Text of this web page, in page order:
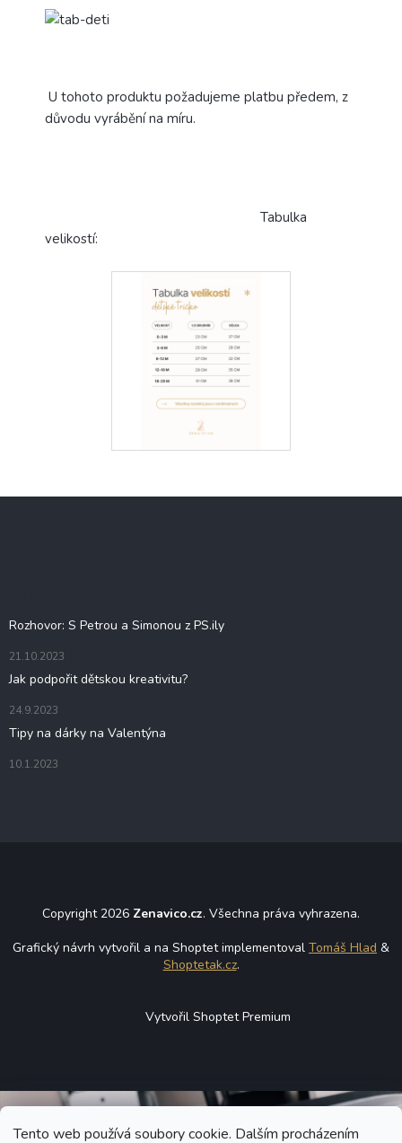
Tento web používá soubory cookie. Dalším procházením
U tohoto produktu požadujeme platbu předem, z
důvodu vyrábění na míru.
Tabulka
velikostí:
Rozhovor: S Petrou a Simonou z PS.ily
21.10.2023
Jak podpořit dětskou kreativitu?
24.9.2023
Tipy na dárky na Valentýna
10.1.2023
Copyright 2026 Zenavico.cz. Všechna práva vyhrazena.
Grafický návrh vytvořil a na Shoptet implementoval Tomáš Hlad &
Shoptetak.cz.
Vytvořil Shoptet Premium